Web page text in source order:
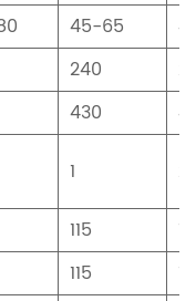
45-65
240
430
1
115
115